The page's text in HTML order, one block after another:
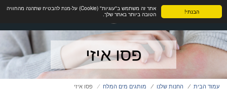
הבנתי!
אתר זה משתמש ב"עוגיות" (Cookie) על-מנת להבטיח שתהנה מהחוויה
הטובה ביותר באתר שלך.
פסו איזי
עמוד הבית החנות שלנו מותגים מים המלח פסו איזי